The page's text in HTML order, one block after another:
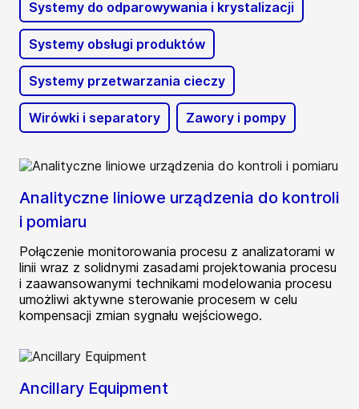
Systemy do odparowywania i krystalizacji
Systemy obsługi produktów
Systemy przetwarzania cieczy
Wirówki i separatory Zawory i pompy
Analityczne liniowe urządzenia do kontroli
i pomiaru
Połączenie monitorowania procesu z analizatorami w
linii wraz z solidnymi zasadami projektowania procesu
i zaawansowanymi technikami modelowania procesu
umożliwi aktywne sterowanie procesem w celu
kompensacji zmian sygnału wejściowego.
Ancillary Equipment